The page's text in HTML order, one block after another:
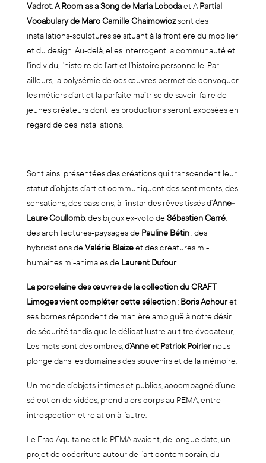
Vadrot,A Room as a Song de Maria Lobodaet APartial
Vocabulary de Marc Camille Chaimowiczsont des
installations-sculptures se situant à la frontière du mobilier
et du design. Au-delà, elles interrogent la communauté et
l’individu, l’histoire de l’art et l’histoire personnelle. Par
ailleurs, la polysémie de ces œuvres permet de convoquer
les métiers d’art et la parfaite maîtrise de savoir-faire de
jeunes créateurs dont les productions seront exposées en
regard de ces installations.
Sont ainsi présentées des créations qui transcendent leur
statut d’objets d’art et communiquent des sentiments, des
sensations, des passions, à l’instar des rêves tissés d’Anne-
Laure Coullomb, des bijoux ex-voto deSébastien Carré,
des architectures-paysages dePauline Bétin, des
hybridations deValérie Blaizeet des créatures mi-
humaines mi-animales de Laurent Dufour.
La porcelaine des œuvres de la collection du CRAFT
Limoges vient compléter cette sélection: Boris Achouret
ses bornes répondent de manière ambiguë à notre désir
de sécurité tandis que le délicat lustre au titre évocateur,
Les mots sont des ombres,d’Anne et Patrick Poiriernous
plonge dans les domaines des souvenirs et de la mémoire.
Un monde d’objets intimes et publics, accompagné d’une
sélection de vidéos, prend alors corps au PEMA, entre
introspection et relation à l’autre.
Le Frac Aquitaine et le PEMA avaient, de longue date, un
projet de coécriture autour de l’art contemporain, du